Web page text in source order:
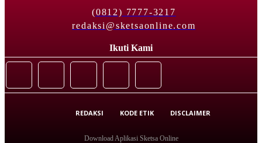
(0812) 7777-3217
redaksi@sketsaonline.com
Ikuti Kami
REDAKSI KODE ETIK DISCLAIMER
Download Aplikasi Sketsa Online